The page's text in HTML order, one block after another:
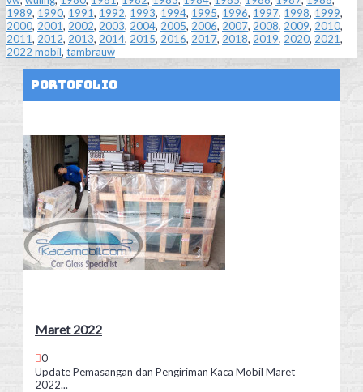
1989, 1990, 1991, 1992, 1993, 1994, 1995, 1996, 1997, 1998, 1999,
2000, 2001, 2002, 2003, 2004, 2005, 2006, 2007, 2008, 2009, 2010,
2011, 2012, 2013, 2014, 2015, 2016, 2017, 2018, 2019, 2020, 2021,
2022 mobil, tambrauw
Portofolio
Maret 2022
0
Update Pemasangan dan Pengiriman Kaca Mobil Maret
2022...